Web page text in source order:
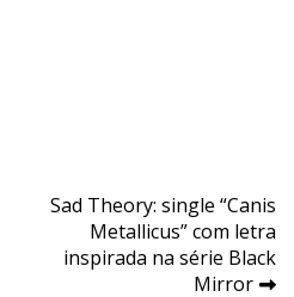
Sad Theory: single “Canis
Metallicus” com letra
inspirada na série Black
Mirror